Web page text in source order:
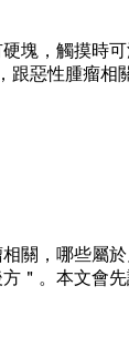
塊，觸摸
惡性腫瘤
關，哪些屬
＂。本文會